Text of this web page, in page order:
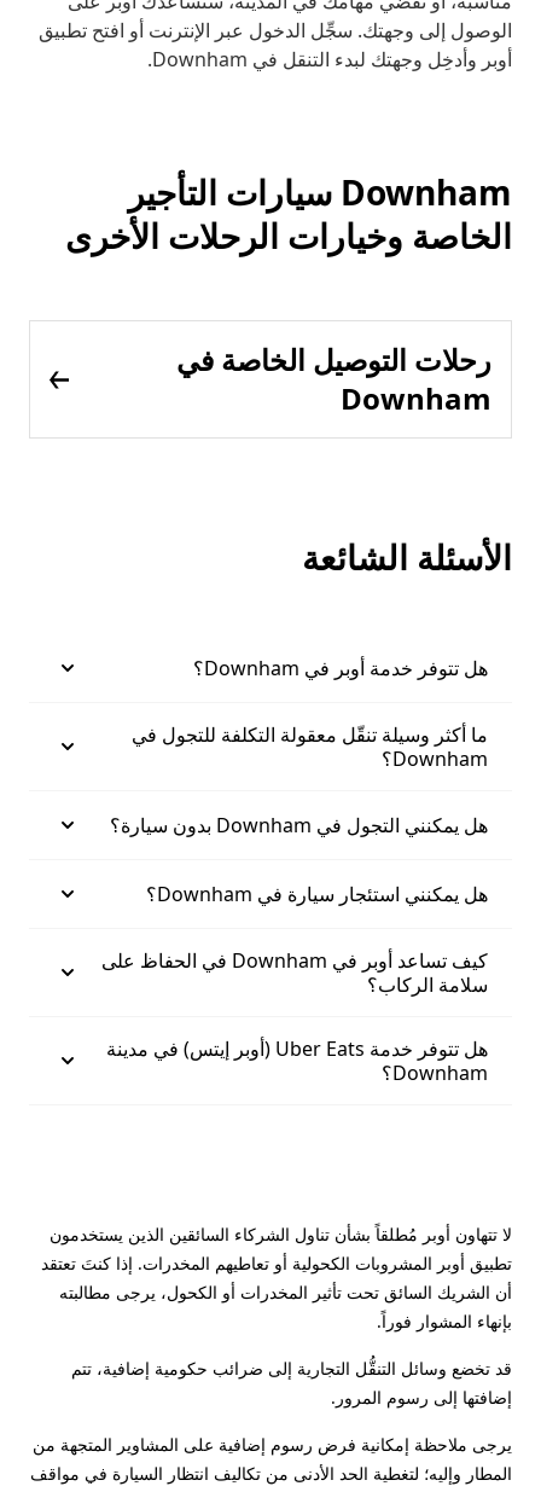
الوصول إلى وجهتك. سجِّل الدخول عبر الإنترنت أو افتح تطبيق
أوبر وأدخِل وجهتك لبدء التنقل في Downham.
Downham سيارات التأجير
الخاصة وخيارات الرحلات الأخرى
رحلات التوصيل الخاصة في
Downham
الأسئلة الشائعة
هل تتوفر خدمة أوبر في Downham؟
ما أكثر وسيلة تنقّل معقولة التكلفة للتجول في
Downham؟
هل يمكنني التجول في Downham بدون سيارة؟
هل يمكنني استئجار سيارة في Downham؟
كيف تساعد أوبر في Downham في الحفاظ على
سلامة الركاب؟
هل تتوفر خدمة Uber Eats (أوبر إيتس) في مدينة
Downham؟
لا تتهاون أوبر مُطلقاً بشأن تناول الشركاء السائقين الذين يستخدمون
تطبيق أوبر المشروبات الكحولية أو تعاطيهم المخدرات. إذا كنتَ تعتقد
أن الشريك السائق تحت تأثير المخدرات أو الكحول، يرجى مطالبته
بإنهاء المشوار فوراً.
قد تخضع وسائل التنقُّل التجارية إلى ضرائب حكومية إضافية، تتم
إضافتها إلى رسوم المرور.
يرجى ملاحظة إمكانية فرض رسوم إضافية على المشاوير المتجهة من
المطار وإليه؛ لتغطية الحد الأدنى من تكاليف انتظار السيارة في مواقف